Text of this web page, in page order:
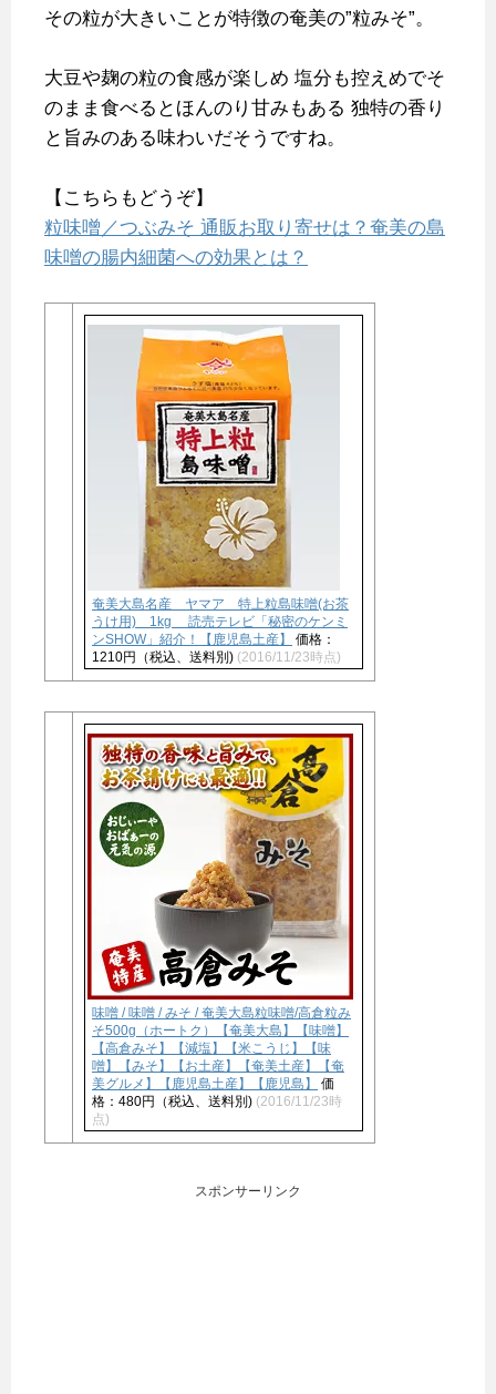
その粒が大きいことが特徴の奄美の”粒みそ”。
大豆や麹の粒の食感が楽しめ 塩分も控えめでそ
のまま食べるとほんのり甘みもある 独特の香り
と旨みのある味わいだそうですね。
【こちらもどうぞ】
粒味噌／つぶみそ 通販お取り寄せは？奄美の島
味噌の腸内細菌への効果とは？
奄美大島名産 ヤマア 特上粒島味噌(お茶
うけ用) 1kg 読売テレビ「秘密のケンミ
ンSHOW」紹介！【鹿児島土産】
価格：
1210円（税込、送料別) (2016/11/23時点)
味噌 / 味噌 / みそ / 奄美大島粒味噌/高倉粒み
そ500g（ホートク）【奄美大島】【味噌】
【高倉みそ】【減塩】【米こうじ】【味
噌】【みそ】【お土産】【奄美土産】【奄
美グルメ】【鹿児島土産】【鹿児島】
価
格：480円（税込、送料別) (2016/11/23時
点)
スポンサーリンク